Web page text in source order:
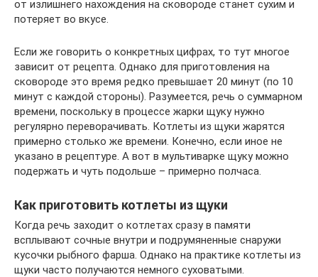
от излишнего нахождения на сковороде станет сухим и
потеряет во вкусе.
Если же говорить о конкретных цифрах, то тут многое
зависит от рецепта. Однако для приготовления на
сковороде это время редко превышает 20 минут (по 10
минут с каждой стороны). Разумеется, речь о суммарном
времени, поскольку в процессе жарки щуку нужно
регулярно переворачивать. Котлеты из щуки жарятся
примерно столько же времени. Конечно, если иное не
указано в рецептуре. А вот в мультиварке щуку можно
подержать и чуть подольше – примерно полчаса.
Как приготовить котлеты из щуки
Когда речь заходит о котлетах сразу в памяти
всплывают сочные внутри и подрумяненные снаружи
кусочки рыбного фарша. Однако на практике котлеты из
щуки часто получаются немного суховатыми.